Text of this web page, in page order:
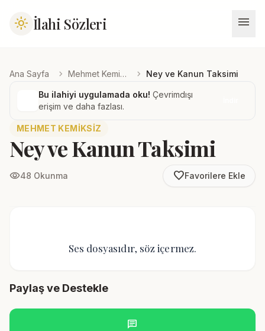
light_mode İlahi Sözleri menu
Ana Sayfa chevron_right Mehmet Kemiksiz chevron_right Ney ve Kanun Taksimi
Bu ilahiyi uygulamada oku! Çevrimdışı
erişim ve daha fazlası.
MEHMET KEMIKSIZ
Ney ve Kanun Taksimi
visibility48 Okunma favorite_borderFavorilere Ekle
Ses dosyasıdır, söz içermez.
Paylaş ve Destekle
chat